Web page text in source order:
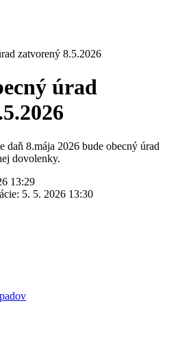
zatvorený 8.5.2026
úrad
daň 8.mája 2026 bude obecný úrad
dovolenky.
13:29
5. 5. 2026 13:30